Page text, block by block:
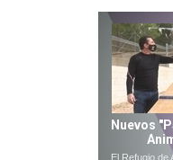
Nuevos
El Refugio de